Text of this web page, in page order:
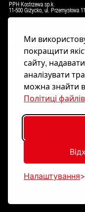
Ми
покращити
сайту,
аналізувати
можна знайти
Політиці
Налаштування
PPH Kostrzewa sp.k.
11-500 Giżycko, ul. Przemysłowa
КОНТАКТ
ІНФОРМАЦІЙНИЙ
Надсилаючи форму, я